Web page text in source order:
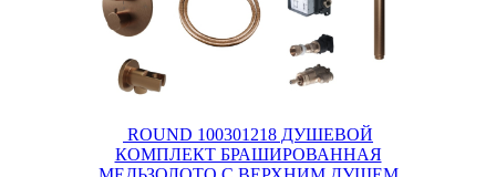
ROUND 100301218 ДУШЕВОЙ
КОМПЛЕКТ БРАШИРОВАННАЯ